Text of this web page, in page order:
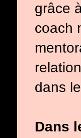
grâce
coach
dans
Dans